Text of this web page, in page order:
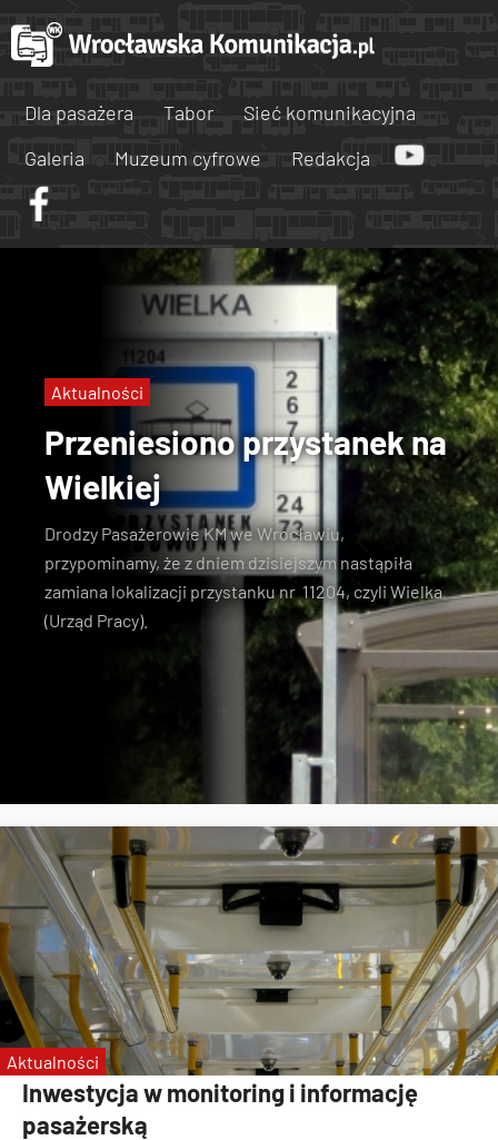
Dla pasażera Tabor
Sieć komunikacyjna
Galeria
Muzeum cyfrowe Redakcja
Przeniesiono przystanek na
Wielkiej
Drodzy Pasażerowie KM we Wrocławiu,
przypominamy, że z dniem dzisiejszym nastąpiła
zamiana lokalizacji przystanku nr 11204, czyli Wielka
(Urząd Pracy).
Aktualności
Inwestycja w monitoring i informację
pasażerską
Aktualności